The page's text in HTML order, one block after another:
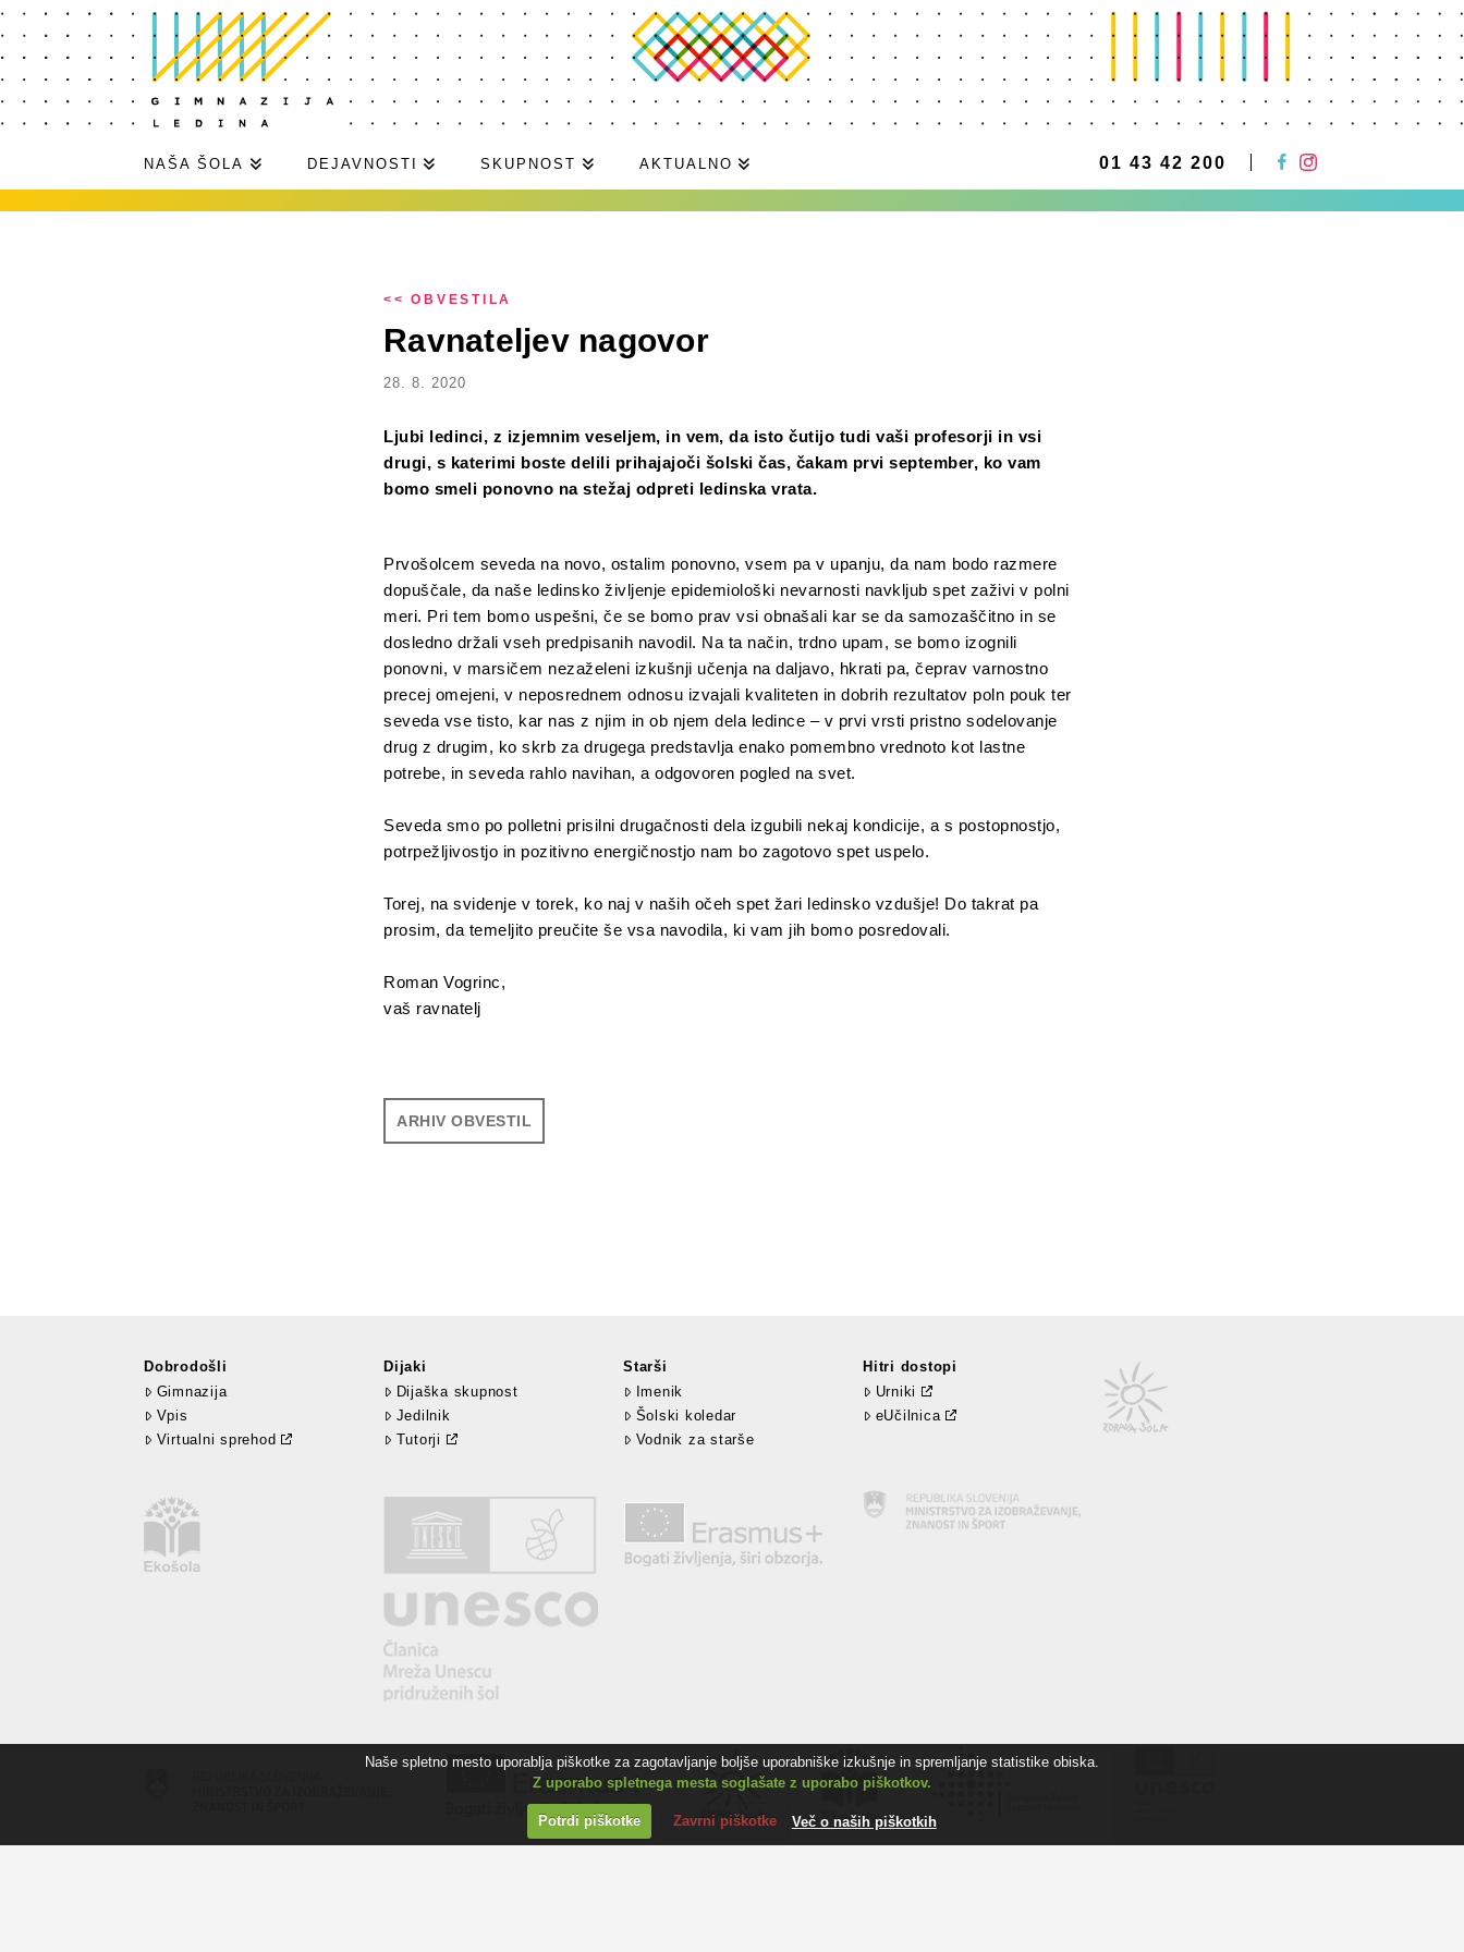
NAŠA ŠOLA DEJAVNOSTI SKUPNOST AKTUALNO 01 43 42 200
<< OBVESTILA
Ravnateljev nagovor
28. 8. 2020
Ljubi ledinci, z izjemnim veseljem, in vem, da isto čutijo tudi vaši profesorji in vsi
drugi, s katerimi boste delili prihajajoči šolski čas, čakam prvi september, ko vam
bomo smeli ponovno na stežaj odpreti ledinska vrata.
Prvošolcem seveda na novo, ostalim ponovno, vsem pa v upanju, da nam bodo razmere
dopuščale, da naše ledinsko življenje epidemiološki nevarnosti navkljub spet zaživi v polni
meri. Pri tem bomo uspešni, če se bomo prav vsi obnašali kar se da samozaščitno in se
dosledno držali vseh predpisanih navodil. Na ta način, trdno upam, se bomo izognili
ponovni, v marsičem nezaželeni izkušnji učenja na daljavo, hkrati pa, čeprav varnostno
precej omejeni, v neposrednem odnosu izvajali kvaliteten in dobrih rezultatov poln pouk ter
seveda vse tisto, kar nas z njim in ob njem dela ledince – v prvi vrsti pristno sodelovanje
drug z drugim, ko skrb za drugega predstavlja enako pomembno vrednoto kot lastne
potrebe, in seveda rahlo navihan, a odgovoren pogled na svet.
Seveda smo po polletni prisilni drugačnosti dela izgubili nekaj kondicije, a s postopnostjo,
potrpežljivostjo in pozitivno energičnostjo nam bo zagotovo spet uspelo.
Torej, na svidenje v torek, ko naj v naših očeh spet žari ledinsko vzdušje! Do takrat pa
prosim, da temeljito preučite še vsa navodila, ki vam jih bomo posredovali.
Roman Vogrinc,
vaš ravnatelj
ARHIV OBVESTIL
Dobrodošli
Gimnazija
Vpis
Virtualni sprehod
Dijaki
Dijaška skupnost
Jedilnik
Tutorji
Starši
Imenik
Šolski koledar
Vodnik za starše
Hitri dostopi
Urniki
eUčilnica
Naše spletno mesto uporablja piškotke za zagotavljanje boljše uporabniške izkušnje in spremljanje statistike obiska.
Z uporabo spletnega mesta soglašate z uporabo piškotkov.
Potrdi piškotke Zavrni piškotke Več o naših piškotkih